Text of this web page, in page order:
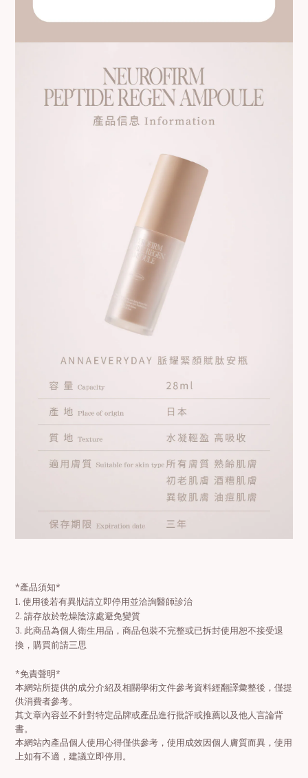
*產品須知*
1. 使用後若有異狀請立即停用並洽詢醫師診治
2. 請存放於乾燥陰涼處避免變質
3. 此商品為個人衛生用品，商品包裝不完整或已拆封使用恕不接受退
換，購買前請三思
*免責聲明*
本網站所提供的成分介紹及相關學術文件參考資料經翻譯彙整後，僅提
供消費者參考。
其文章內容並不針對特定品牌或產品進行批評或推薦以及他人言論背
書。
本網站內產品個人使用心得僅供參考，使用成效因個人膚質而異，使用
上如有不適，建議立即停用。